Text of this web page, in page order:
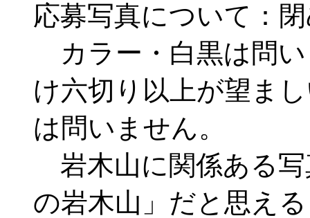
応募写真について：
カラー・白黒は問
け六切り以上が望ま
は問いません。
岩木山に関係ある
の岩木山」だと思え